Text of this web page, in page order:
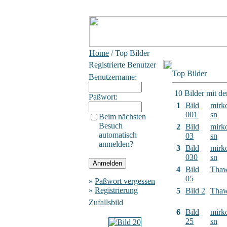
Home / Top Bilder
Registrierte Benutzer
Benutzername:
Paßwort:
Beim nächsten
Besuch
automatisch
anmelden?
» Paßwort vergessen
» Registrierung
Zufallsbild
Top Bilder
10 Bilder mit
1
Bild
001
sn
2 Bild
03
sn
3 Bild
030
sn
4 Bild
05
5 Bild 2
6 Bild
25
sn